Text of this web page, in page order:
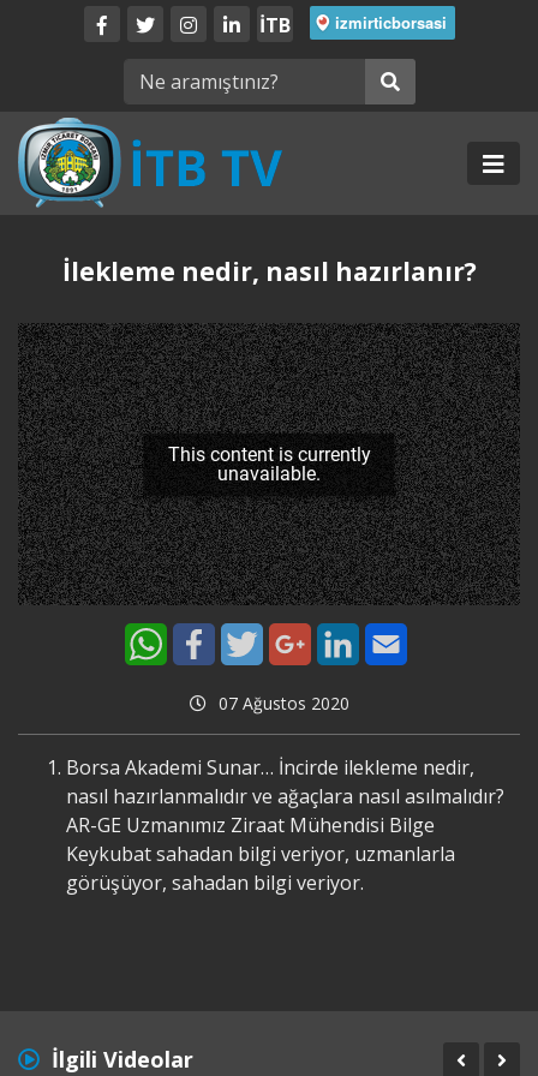
İTB
İlekleme nedir, nasıl hazırlanır?
07 Ağustos 2020
Borsa Akademi Sunar… İncirde ilekleme nedir,
nasıl hazırlanmalıdır ve ağaçlara nasıl asılmalıdır?
AR-GE Uzmanımız Ziraat Mühendisi Bilge
Keykubat sahadan bilgi veriyor, uzmanlarla
görüşüyor, sahadan bilgi veriyor.
İlgili Videolar